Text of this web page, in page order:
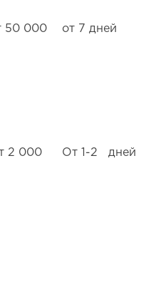
50 000 от 7 дней
2 000 От 1-2 дней